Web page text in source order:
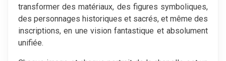
transformer des matériaux, des figures symboliques,
des personnages historiques et sacrés, et même des
inscriptions, en une vision fantastique et absolument
unifiée.